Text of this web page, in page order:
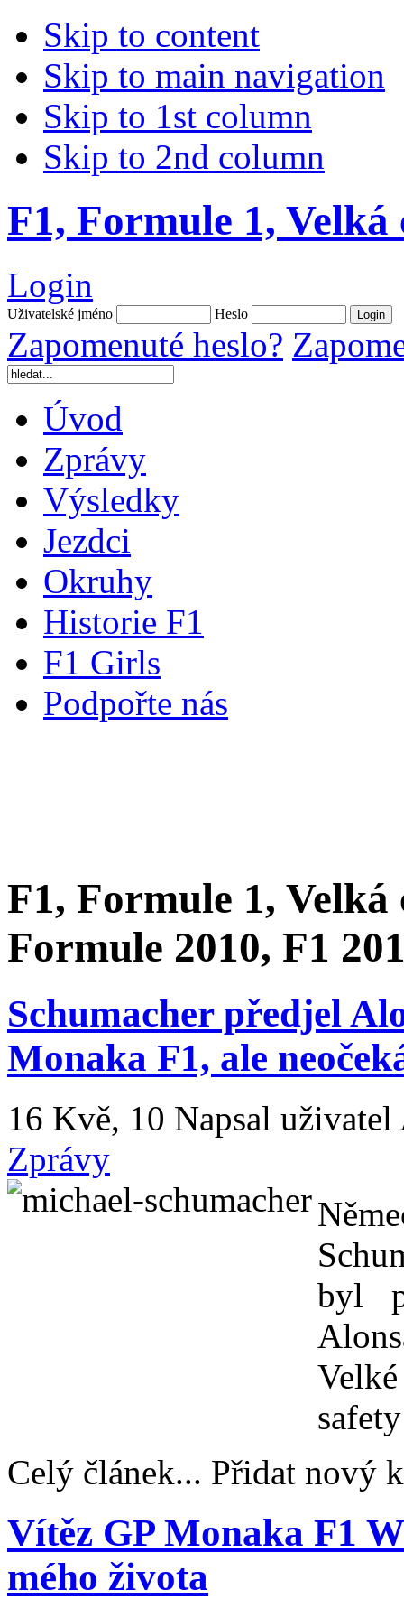
Skip to content
Skip to main navigation
Skip to 1st column
Skip to 2nd column
F1, Formule 1,
Login
Uživatelské jméno Heslo
Zapomenuté heslo?
Úvod
Zprávy
Výsledky
Jezdci
Okruhy
Historie F1
F1 Girls
Podpořte nás
F1, Formule 1, Velká
Formule 2010, F1
Schumacher předjel
Monaka F1, ale
16 Kvě, 10 Napsal
Zprávy
byl
Celý článek... Přidat nový
Vítěz GP Monaka F1
mého života